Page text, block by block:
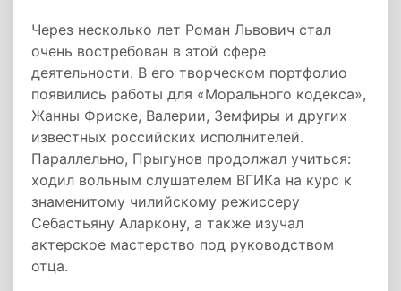
Через несколько лет Роман Львович стал
очень востребован в этой сфере
деятельности. В его творческом портфолио
появились работы для «Морального кодекса»,
Жанны Фриске, Валерии, Земфиры и других
известных российских исполнителей.
Параллельно, Прыгунов продолжал учиться:
ходил вольным слушателем ВГИКа на курс к
знаменитому чилийскому режиссеру
Себастьяну Аларкону, а также изучал
актерское мастерство под руководством
отца.